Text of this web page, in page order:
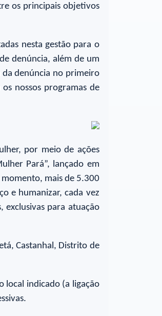
os principais objetivos
nesta gestão para o
denúncia, além de um
da denúncia no primeiro
nossos programas de
por meio de ações
Pará”, lançado em
mais de 5.300
e humanizar, cada vez
exclusivas para atuação
Castanhal, Distrito de
local indicado (a ligação